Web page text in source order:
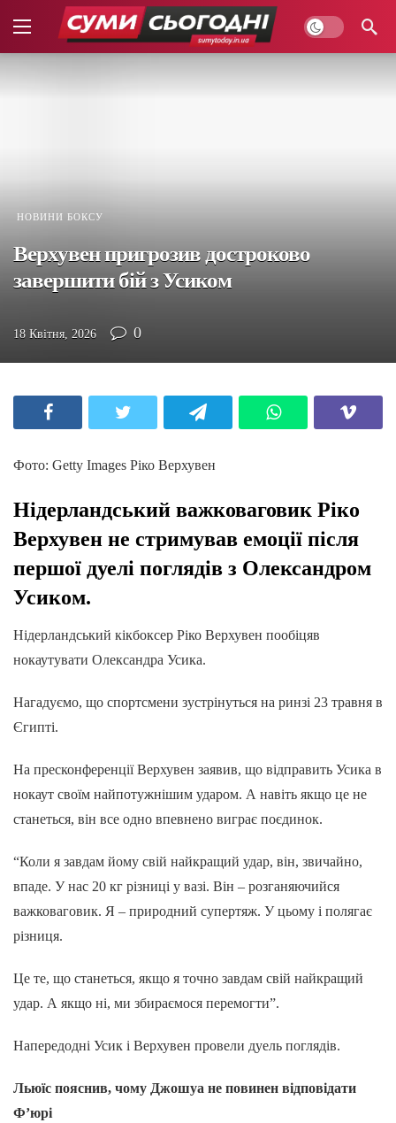
НОВИНИ БОКСУ
Верхувен пригрозив достроково
завершити бій з Усиком
18 Квітня, 2026 0
Фото: Getty Images Ріко Верхувен
Нідерландський важковаговик Ріко
Верхувен не стримував емоції після
першої дуелі поглядів з Олександром
Усиком.
Нідерландський кікбоксер Ріко Верхувен пообіцяв
нокаутувати Олександра Усика.
Нагадуємо, що спортсмени зустрінуться на ринзі 23 травня в
Єгипті.
На пресконференції Верхувен заявив, що відправить Усика в
нокаут своїм найпотужнішим ударом. А навіть якщо це не
станеться, він все одно впевнено виграє поєдинок.
“Коли я завдам йому свій найкращий удар, він, звичайно,
впаде. У нас 20 кг різниці у вазі. Він – розганяючийся
важковаговик. Я – природний супертяж. У цьому і полягає
різниця.
Це те, що станеться, якщо я точно завдам свій найкращий
удар. А якщо ні, ми збираємося перемогти”.
Напередодні Усик і Верхувен провели дуель поглядів.
Льюїс пояснив, чому Джошуа не повинен відповідати
Ф’юрі